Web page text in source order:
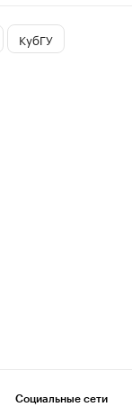
КубГУ
Социальные сети